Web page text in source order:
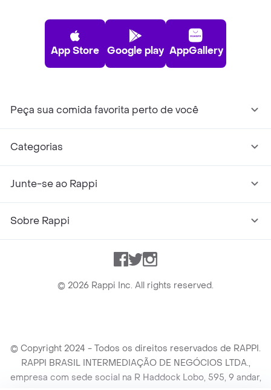
App Store Google play AppGallery
Peça sua comida favorita perto de você
Categorias
Junte-se ao Rappi
Sobre Rappi
Facebook
TwitterInstagram
© 2026 Rappi Inc. All rights reserved.
© Copyright 2024 - Todos os direitos reservados de RAPPI.
RAPPI BRASIL INTERMEDIAÇÃO DE NEGÓCIOS LTDA.,
empresa com sede social na R Haddock Lobo, 595, 9 andar,